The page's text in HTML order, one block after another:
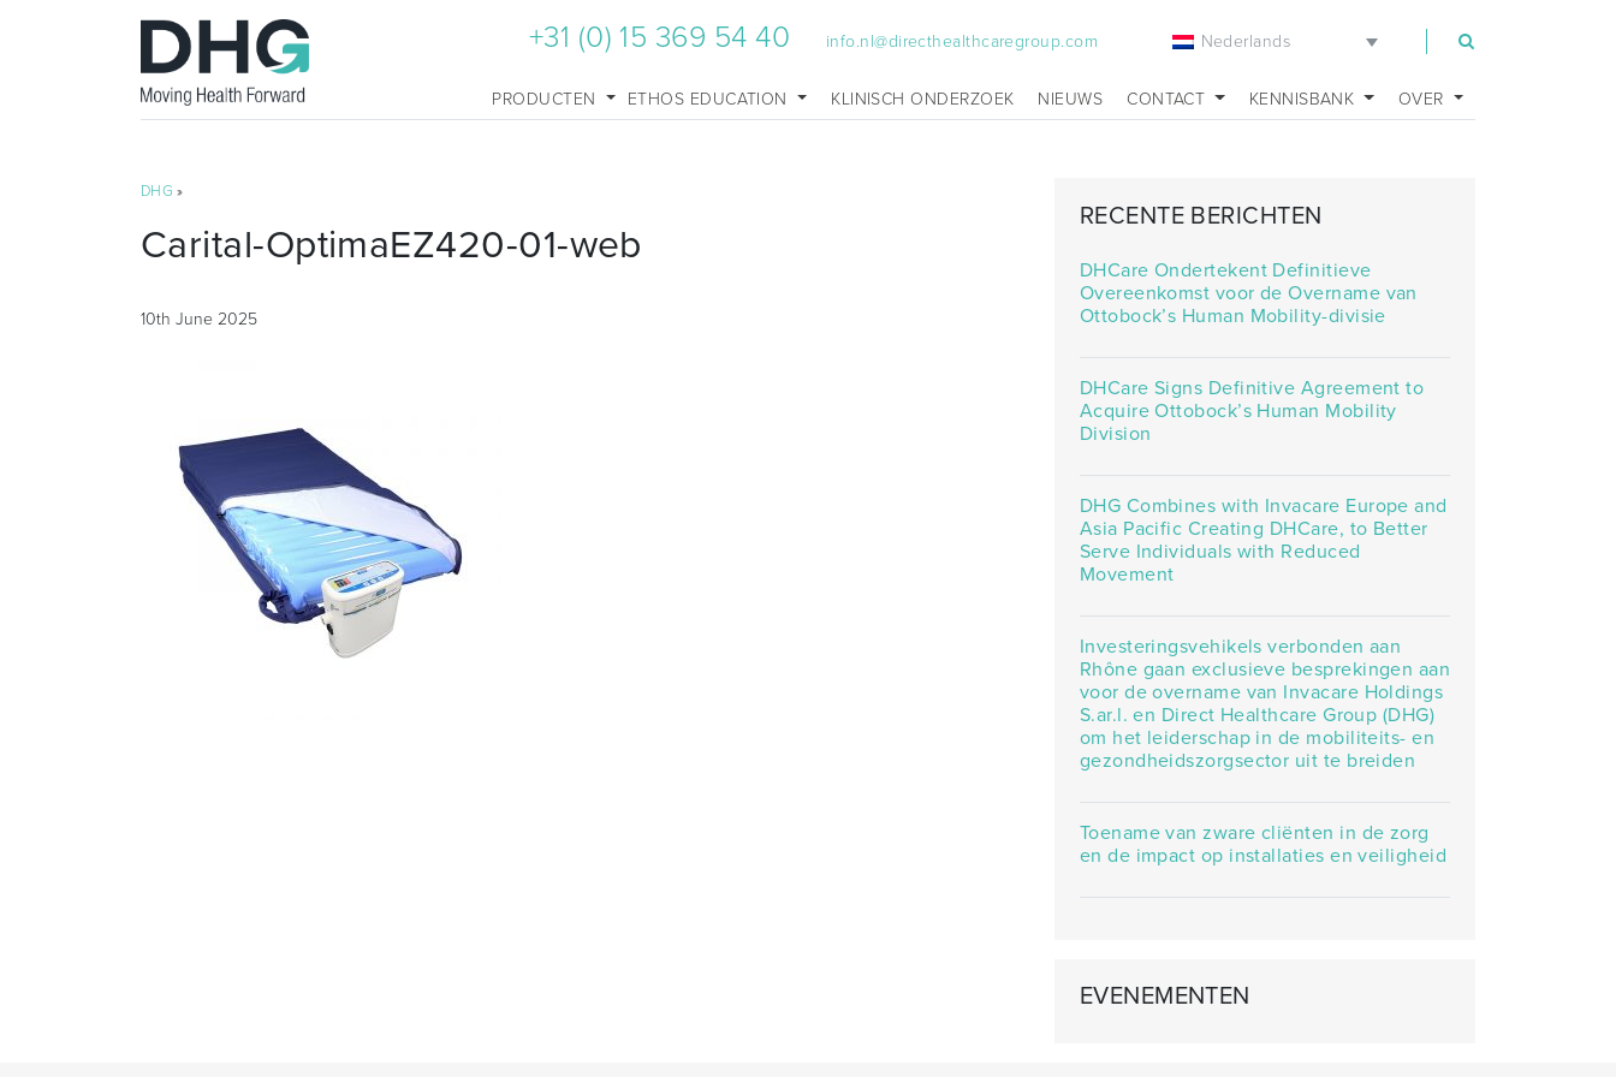
+31 (0) 15 369 54 40 info.nl@directhealthcaregroup.com Nederlands
PRODUCTEN ETHOS EDUCATION KLINISCH ONDERZOEK NIEUWS CONTACT KENNISBANK OVER
DHG »
Carital-OptimaEZ420-01-web
10th June 2025
RECENTE BERICHTEN
DHCare Ondertekent Definitieve
Overeenkomst voor de Overname van
Ottobock’s Human Mobility-divisie
DHCare Signs Definitive Agreement to
Acquire Ottobock’s Human Mobility
Division
DHG Combines with Invacare Europe and
Asia Pacific Creating DHCare, to Better
Serve Individuals with Reduced
Movement
Investeringsvehikels verbonden aan
Rhône gaan exclusieve besprekingen aan
voor de overname van Invacare Holdings
S.ar.l. en Direct Healthcare Group (DHG)
om het leiderschap in de mobiliteits- en
gezondheidszorgsector uit te breiden
Toename van zware cliënten in de zorg
en de impact op installaties en veiligheid
EVENEMENTEN